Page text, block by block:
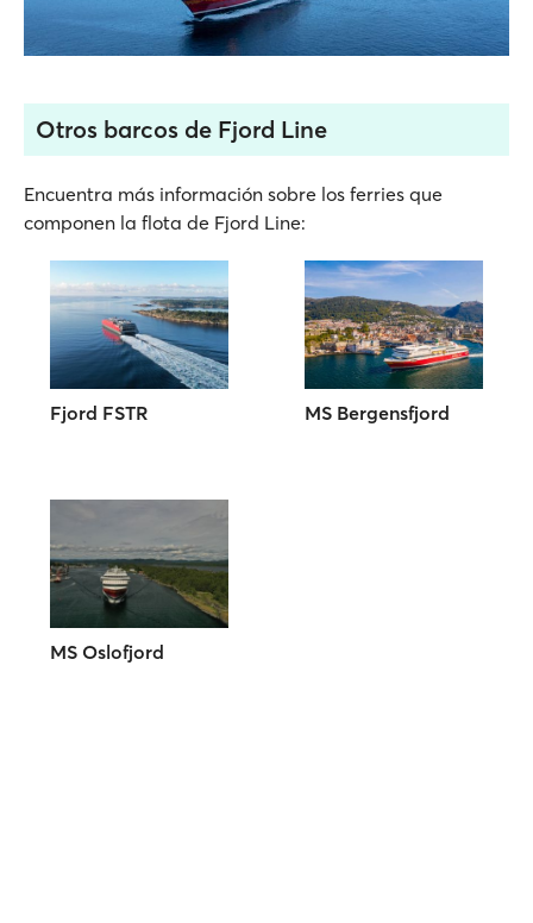
Otros barcos de Fjord Line
Encuentra más información sobre los ferries que
componen la flota de Fjord Line:
Fjord FSTR MS Bergensfjord
MS Oslofjord